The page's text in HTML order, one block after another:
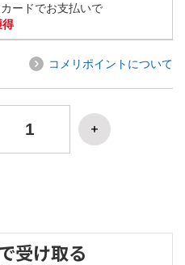
ードでお支払いで
得
コメリポイントについて
受け取る